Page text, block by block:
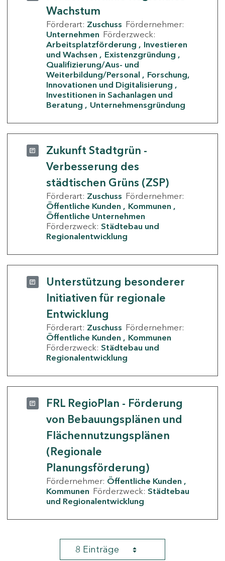
Wachstum
Förderart: Zuschuss Fördernehmer:
Unternehmen Förderzweck:
Arbeitsplatzförderung
Investieren
und Wachsen
Existenzgründung
Qualifizierung/Aus- und
Weiterbildung/Personal
Forschung,
Innovationen und Digitalisierung
Investitionen in Sachanlagen und
Beratung
Unternehmensgründung
Zukunft Stadtgrün -
Verbesserung des
städtischen Grüns (ZSP)
Förderart: Zuschuss Fördernehmer:
Öffentliche Kunden
Kommunen
Öffentliche Unternehmen
Förderzweck: Städtebau und
Regionalentwicklung
Unterstützung besonderer
Initiativen für regionale
Entwicklung
Förderart: Zuschuss Fördernehmer:
Öffentliche Kunden
Kommunen
Förderzweck: Städtebau und
Regionalentwicklung
FRL RegioPlan - Förderung
von Bebauungsplänen und
Flächennutzungsplänen
(Regionale
Planungsförderung)
Fördernehmer: Öffentliche Kunden
Kommunen Förderzweck: Städtebau
und Regionalentwicklung
8 Einträge